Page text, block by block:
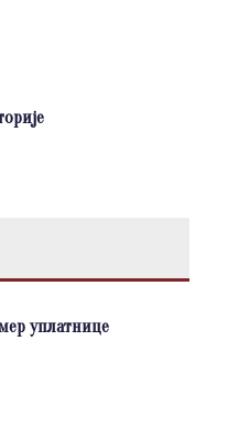
уплатнице